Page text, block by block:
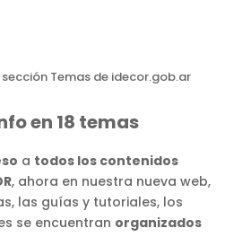
sección Temas de idecor.gob.ar
en 18 temas
a todos los contenidos
, ahora en nuestra nueva web,
las guías y tutoriales, los
se encuentran organizados